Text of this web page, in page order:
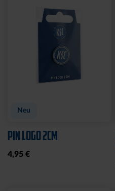
Neu
PIN LOGO 2CM
4,95 €